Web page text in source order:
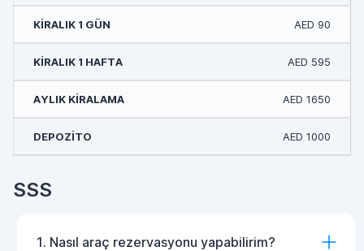
AED 90
AED 595
AED 1650
AED 1000
SSS
1. Nasıl araç rezervasyonu yapabilirim?